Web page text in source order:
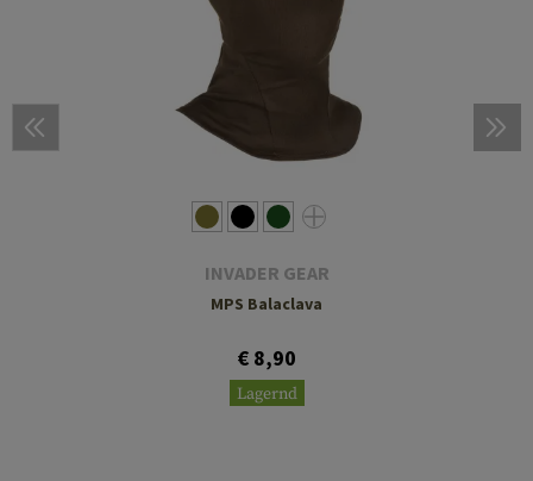
INVADER GEAR
MPS Balaclava
€ 8,90
Lagernd